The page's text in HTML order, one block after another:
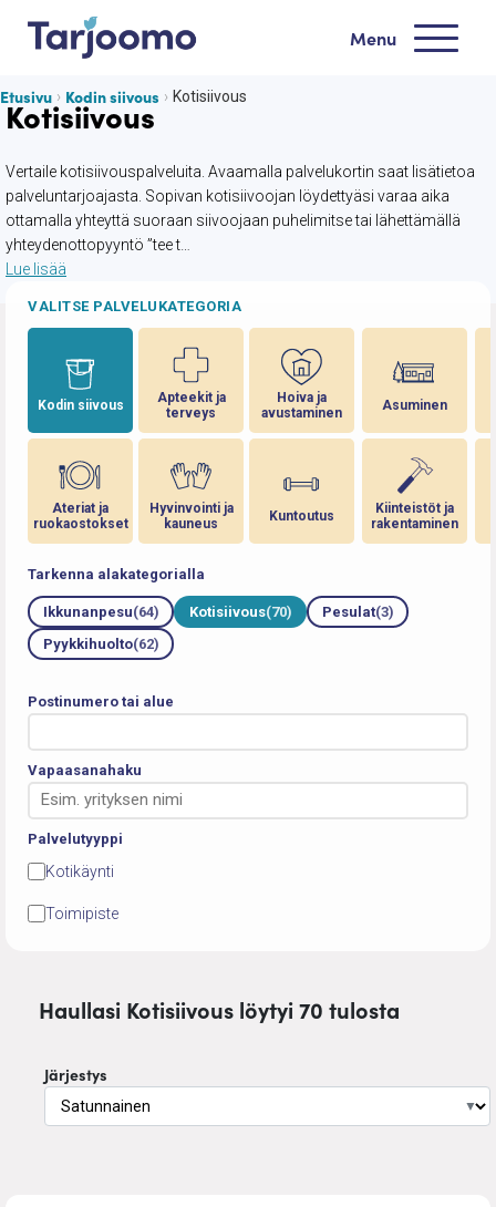
Siirry sisältöön
Menu
Etusivu Kodin siivous Kotisiivous
Kotisiivous
Vertaile kotisiivouspalveluita. Avaamalla palvelukortin saat lisätietoa
palveluntarjoajasta. Sopivan kotisiivoojan löydettyäsi varaa aika
ottamalla yhteyttä suoraan siivoojaan puhelimitse tai lähettämällä
yhteydenottopyyntö ”tee t…
Lue lisää
VALITSE PALVELUKATEGORIA
Kodin siivous
Ateriat ja
ruokaostokset
Apteekit ja
terveys
Hyvinvointi ja
kauneus
Hoiva ja
avustaminen
Kuntoutus
Asuminen
Kiinteistöt ja
rakentaminen
Tarkenna alakategorialla
Ikkunanpesu(64) Kotisiivous(70) Pesulat(3)
Pyykkihuolto(62)
Postinumero tai alue
Vapaasanahaku
Palvelutyyppi
Kotikäynti
Toimipiste
Haullasi Kotisiivous löytyi 70 tulosta
Järjestys
▼